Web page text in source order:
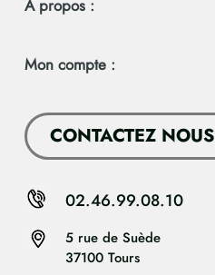
À propos :
Mon compte :
CONTACTEZ NOUS
5 rue de Suède
37100 Tours
02.46.99.08.10